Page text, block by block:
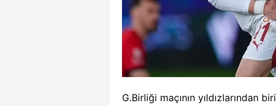
G.Birliği maçının yıldızlarından